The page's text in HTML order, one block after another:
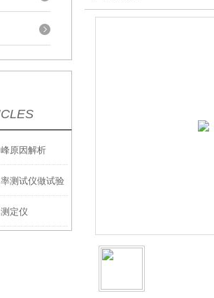
原因解析
测试仪做试验
定仪